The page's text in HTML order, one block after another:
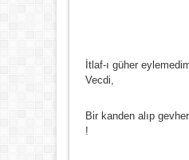
İtlaf-ı güher
Vecdi,
Bir kanden alıp
!